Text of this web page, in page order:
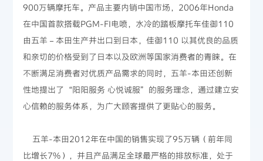
900万辆摩托车。产品主要内销中国市场，2006年Honda
在中国首款搭载PGM-FI电喷，水冷的踏板摩托车佳御110
由五羊－本田生产并出口到日本，佳御110 以其优良的品质
和亲切的价格受到了日本以及欧洲等国家消费者的青睐。在
不断满足消费者对优质产品需求的同时，五羊-本田还创新
性地提出了“阳阳服务 心悦诚服”的服务理念，通过建立安
心信赖的服务体系，为广大顾客提供了更贴心的服务。
五羊-本田2012年在中国的销售实现了95万辆（前年同
比增长7%），并且产品满足全球最严格的排放标准，处于